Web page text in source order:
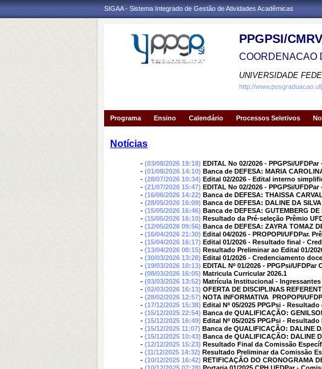
SIGAA - Sistema Integrado de Gestão de Atividades Acadêmicas
PPGPSI/CMRV
COORDENACAO
UNIVERSIDADE
http://
Programa Ensino Calendário Processos Seletivos
Notícias
- (03/08/2026 19:18) EDITAL No 02/2026 - PPGPSi/
- (01/08/2026 14:10) Banca de DEFESA: MARIA
- (28/07/2026 10:34) Edital 02/2026 - Edital interno
- (21/07/2026 15:47) EDITAL No 02/2026 - PPGPSi/
- (16/06/2026 14:22) Banca de DEFESA: THAISSA
- (28/05/2026 16:09) Banca de DEFESA: DALINE DA
- (15/05/2026 16:46) Banca de DEFESA: GUTEMBERG
- (15/05/2026 16:10) Resultado da Pré-seleção Prêmio
- (12/05/2026 09:56) Banca de DEFESA: ZAYRA TOMAZ
- (16/04/2026 21:30) Edital 04/2026 - PROPOPI/UFDPar.
- (15/04/2026 16:17) Edital 01/2026 - Resultado final -
- (13/04/2026 08:15) Resultado Preliminar ao Edital 01/
- (30/03/2026 13:28) Edital 01/2026 - Credenciamento
- (19/03/2026 10:13) EDITAL Nº 01/2026 - PPGPsi/UFDPar
- (08/03/2026 16:05) Matricula Curricular 2026.1
- (03/03/2026 13:52) Matrícula Institucional - Ingressantes
- (02/03/2026 16:13) OFERTA DE DISCIPLINAS
- (28/02/2026 12:57) NOTA INFORMATIVA  PROPOPI/
- (17/12/2025 15:38) Edital Nº 05/2025 PPGPsi -
- (15/12/2025 22:54) Banca de QUALIFICAÇÃO:
- (15/12/2025 16:49) Edital Nº 05/2025 PPGPsi -
- (15/12/2025 11:07) Banca de QUALIFICAÇÃO: DALINE
- (15/12/2025 10:43) Banca de QUALIFICAÇÃO: DALINE
- (12/12/2025 15:23) Resultado Final da Comissão
- (11/12/2025 14:32) Resultado Preliminar da Comissão
- (10/12/2025 16:42) RETIFICAÇÃO DO CRONOGRAMA